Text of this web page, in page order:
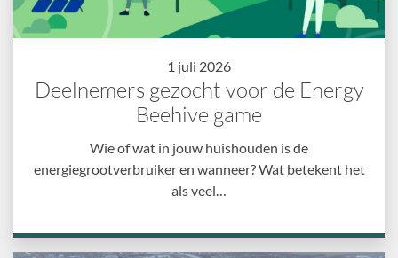
1 juli 2026
Deelnemers gezocht voor de Energy
Beehive game
Wie of wat in jouw huishouden is de
energiegrootverbruiker en wanneer? Wat betekent het
als veel…